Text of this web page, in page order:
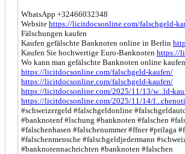
WhatsApp +32466032348
Website https://licitdocsonline.com/falschgeld-
Fälschungen kaufen
Kaufen gefälschte Banknoten online in Berlin
Kaufen Sie hochwertige Euro-Banknoten https://
Wo kann man gefälschte Banknoten online
https://licitdocsonline.com/falschgeld-kaufen/
https://licitdocsonline.com/falschgeld-kaufen/
https://licitdocsonline.com/2025/11/13/w...ld-
https://licitdocsonline.com/2025/11/14/
#schweizergeld #falschgeldonline
#banknotenf #lschung #banknoten #falschen
#falschenhasen #falschenummer #ffner #prilaga
#falschenmensche #falschgeldjedermann
#banknotennachrichten #banknoten #falschen